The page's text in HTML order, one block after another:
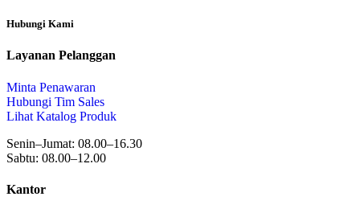
Hubungi Kami
Layanan Pelanggan
Minta Penawaran
Hubungi Tim Sales
Lihat Katalog Produk
Senin–Jumat: 08.00–16.30
Sabtu: 08.00–12.00
Kantor